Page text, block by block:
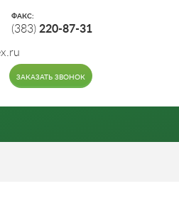
ФАКС:
(383) 220-87-31
ЗАКАЗАТЬ ЗВОНОК